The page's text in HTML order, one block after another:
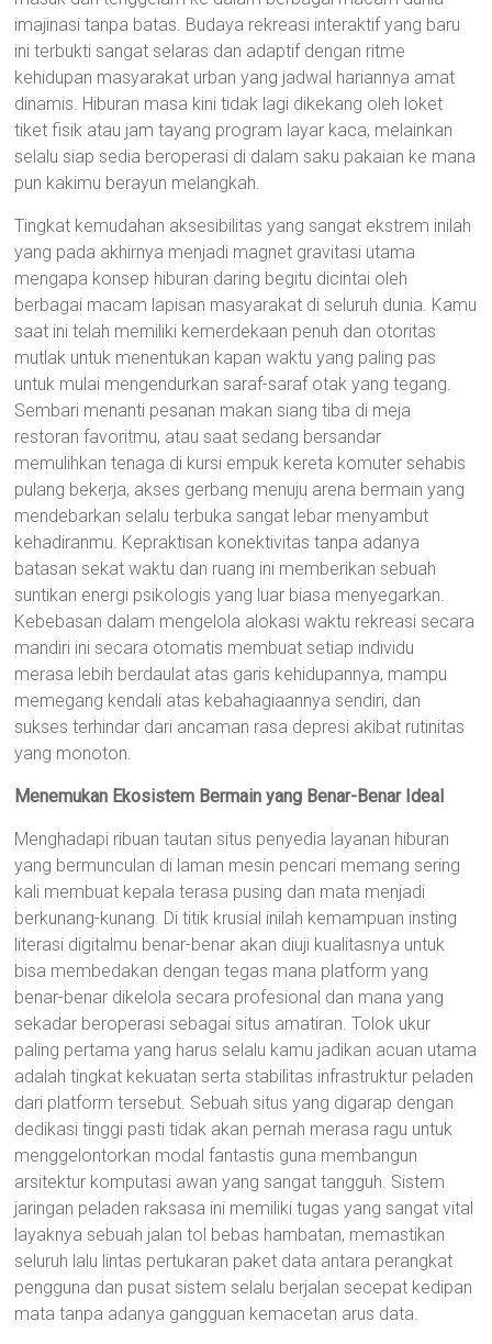
imajinasi tanpa batas. Budaya rekreasi interaktif yang baru
ini terbukti sangat selaras dan adaptif dengan ritme
kehidupan masyarakat urban yang jadwal hariannya amat
dinamis. Hiburan masa kini tidak lagi dikekang oleh loket
tiket fisik atau jam tayang program layar kaca, melainkan
selalu siap sedia beroperasi di dalam saku pakaian ke mana
pun kakimu berayun melangkah.
Tingkat kemudahan aksesibilitas yang sangat ekstrem inilah
yang pada akhirnya menjadi magnet gravitasi utama
mengapa konsep hiburan daring begitu dicintai oleh
berbagai macam lapisan masyarakat di seluruh dunia. Kamu
saat ini telah memiliki kemerdekaan penuh dan otoritas
mutlak untuk menentukan kapan waktu yang paling pas
untuk mulai mengendurkan saraf-saraf otak yang tegang.
Sembari menanti pesanan makan siang tiba di meja
restoran favoritmu, atau saat sedang bersandar
memulihkan tenaga di kursi empuk kereta komuter sehabis
pulang bekerja, akses gerbang menuju arena bermain yang
mendebarkan selalu terbuka sangat lebar menyambut
kehadiranmu. Kepraktisan konektivitas tanpa adanya
batasan sekat waktu dan ruang ini memberikan sebuah
suntikan energi psikologis yang luar biasa menyegarkan.
Kebebasan dalam mengelola alokasi waktu rekreasi secara
mandiri ini secara otomatis membuat setiap individu
merasa lebih berdaulat atas garis kehidupannya, mampu
memegang kendali atas kebahagiaannya sendiri, dan
sukses terhindar dari ancaman rasa depresi akibat rutinitas
yang monoton.
Menemukan Ekosistem Bermain yang Benar-Benar Ideal
Menghadapi ribuan tautan situs penyedia layanan hiburan
yang bermunculan di laman mesin pencari memang sering
kali membuat kepala terasa pusing dan mata menjadi
berkunang-kunang. Di titik krusial inilah kemampuan insting
literasi digitalmu benar-benar akan diuji kualitasnya untuk
bisa membedakan dengan tegas mana platform yang
benar-benar dikelola secara profesional dan mana yang
sekadar beroperasi sebagai situs amatiran. Tolok ukur
paling pertama yang harus selalu kamu jadikan acuan utama
adalah tingkat kekuatan serta stabilitas infrastruktur peladen
dari platform tersebut. Sebuah situs yang digarap dengan
dedikasi tinggi pasti tidak akan pernah merasa ragu untuk
menggelontorkan modal fantastis guna membangun
arsitektur komputasi awan yang sangat tangguh. Sistem
jaringan peladen raksasa ini memiliki tugas yang sangat vital
layaknya sebuah jalan tol bebas hambatan, memastikan
seluruh lalu lintas pertukaran paket data antara perangkat
pengguna dan pusat sistem selalu berjalan secepat kedipan
mata tanpa adanya gangguan kemacetan arus data.